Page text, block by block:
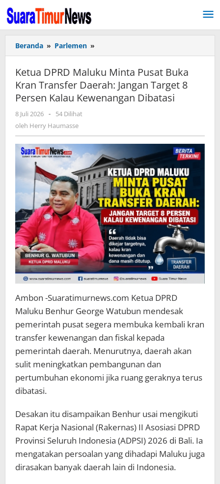
Lewati
ke
konten
Beranda » Parlemen »
DPRD
Maluku
Minta
Pusat
Buka
Jangan
Target
8
Persen
Kalau
Kewenangan
Dibatasi
Ketua DPRD Maluku Minta Pusat Buka
Kran Transfer Daerah: Jangan Target 8
Persen Kalau Kewenangan Dibatasi
8 Juli 2026 oleh
Herry
-
54 Dilihat
oleh Herry Haumasse
Ambon -Suaratimurnews.com Ketua DPRD
Maluku Benhur George Watubun mendesak
pemerintah pusat segera membuka kembali kran
transfer kewenangan dan fiskal kepada
pemerintah daerah. Menurutnya, daerah akan
sulit meningkatkan pembangunan dan
pertumbuhan ekonomi jika ruang geraknya terus
dibatasi.
Desakan itu disampaikan Benhur usai mengikuti
Rapat Kerja Nasional (Rakernas) II Asosiasi DPRD
Provinsi Seluruh Indonesia (ADPSI) 2026 di Bali. Ia
mengatakan persoalan yang dihadapi Maluku juga
dirasakan banyak daerah lain di Indonesia.